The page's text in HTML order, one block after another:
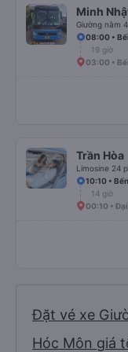
Minh
Giường nằm
08:00 •
19 giờ
03:00 •
Trần Hòa
Limosine 24
10:10 •
14 giờ
00:10 •
Đặt vé xe
Hóc Môn giá